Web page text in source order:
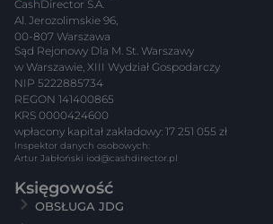
CashDirector S.A.
Al. Jerozolimskie 96,
00-807 Warszawa
Sąd Rejonowy Dla M. St. Warszawy
w Warszawie, XIII Wydział Gospodarczy
NIP 5222885734
REGON 141400865
KRS 0000424600
wpłacony kapitał zakładowy: 17 251 055 zł
Inspektor danych osobowych:
Artur Jabłoński iod@cashdirector.pl
Księgowość
OBSŁUGA JDG